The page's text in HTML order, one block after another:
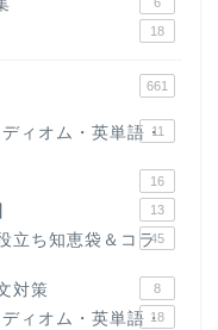
18
661
ィオム・英単語・
11
16
13
立ち知恵袋＆コラ45
対策 8
ィオム・英単語・
18